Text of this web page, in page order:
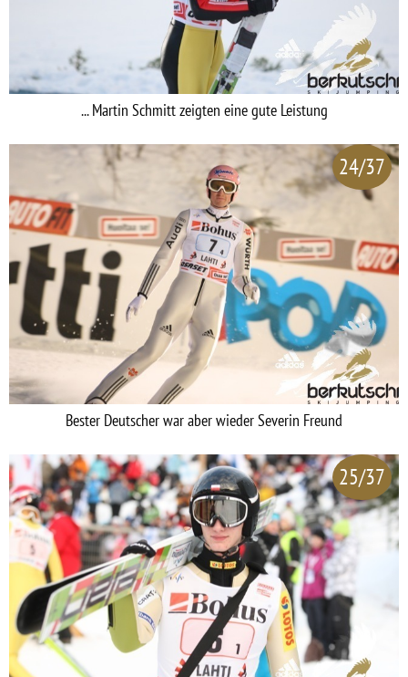
... Martin Schmitt zeigten eine gute Leistung
24/37
Bester Deutscher war aber wieder Severin Freund
25/37